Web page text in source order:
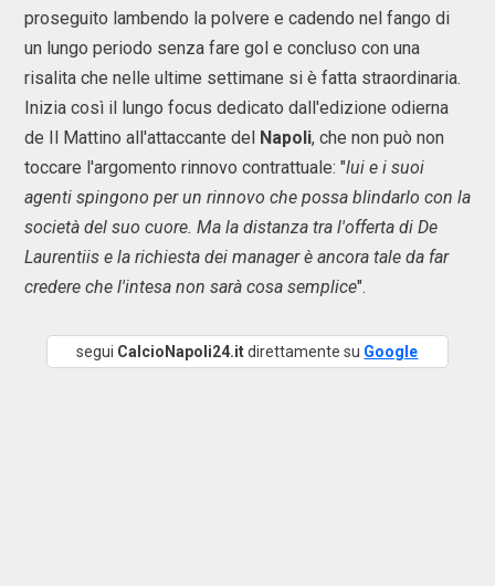
proseguito lambendo la polvere e cadendo nel fango di
un lungo periodo senza fare gol e concluso con una
risalita che nelle ultime settimane si è fatta straordinaria.
Inizia così il lungo focus dedicato dall'edizione odierna
de Il Mattino all'attaccante del Napoli, che non può non
toccare l'argomento rinnovo contrattuale: "lui e i suoi
agenti spingono per un rinnovo che possa blindarlo con la
società del suo cuore. Ma la distanza tra l'offerta di De
Laurentiis e la richiesta dei manager è ancora tale da far
credere che l'intesa non sarà cosa semplice".
segui CalcioNapoli24.itdirettamente su Google